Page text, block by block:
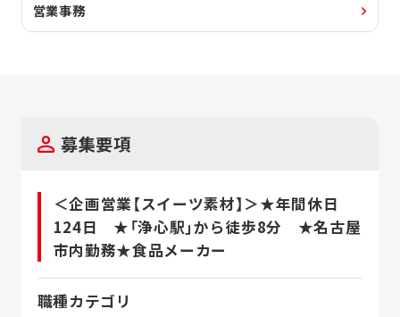
営業事務
募集要項
＜企画営業【スイーツ素材】＞★年間休日
124日 ★「浄心駅」から徒歩8分 ★名古屋
市内勤務★食品メーカー
職種カテゴリ